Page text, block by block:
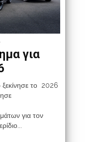
για
ξεκίνησε το 2026
για τον